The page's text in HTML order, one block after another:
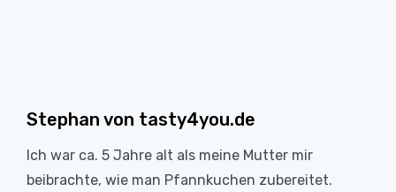
Stephan von tasty4you.de
Ich war ca. 5 Jahre alt als meine Mutter mir
beibrachte, wie man Pfannkuchen zubereitet.